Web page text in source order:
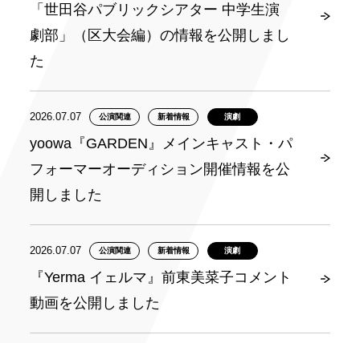
「世田谷パブリックシアター 中学生演
劇部」（区大会編）の情報を公開しまし
た
2026.07.07 公演関連 新着情報 演劇
yoowa『GARDEN』メインキャスト・パ
フォーマーオーディション開催情報を公
開しました
2026.07.07 公演関連 新着情報 演劇
『Yerma イェルマ』前東美菜子コメント
動画を公開しました